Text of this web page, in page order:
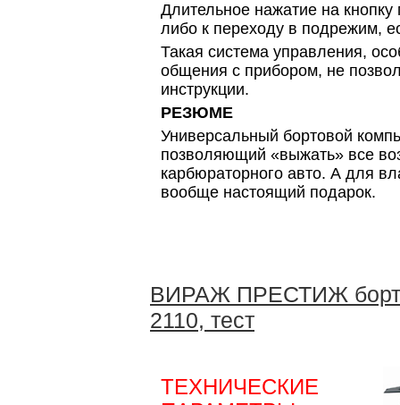
Длительное нажатие на
либо к переходу в подрежим,
Такая система управления,
общения с прибором, не
инструкции.
РЕЗЮМЕ
Универсальный бортовой
позволяющий «выжать» все
карбюраторного авто. А для
вообще настоящий подарок.
ВИРАЖ ПРЕСТИЖ
2110, тест
ТЕХНИЧЕСКИЕ